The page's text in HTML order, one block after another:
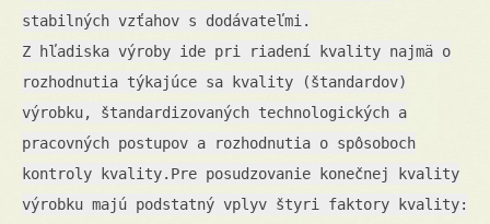
stabilných vzťahov s dodávateľmi.
Z hľadiska výroby ide pri riadení kvality najmä o
rozhodnutia týkajúce sa kvality (štandardov)
výrobku, štandardizovaných technologických a
pracovných postupov a rozhodnutia o spôsoboch
kontroly kvality.Pre posudzovanie konečnej kvality
výrobku majú podstatný vplyv štyri faktory kvality: